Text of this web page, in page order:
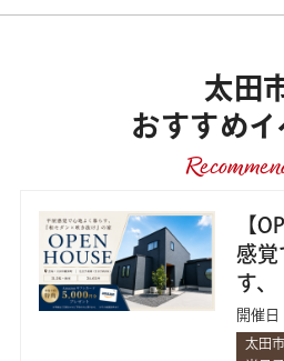
太田
おすすめイ
【
感覚
す
抜
藪塚
開催日
太田市